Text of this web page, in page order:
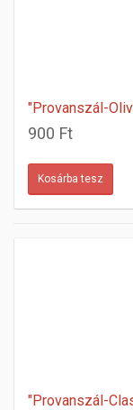
"Provanszál-
900 Ft
"Provanszál-